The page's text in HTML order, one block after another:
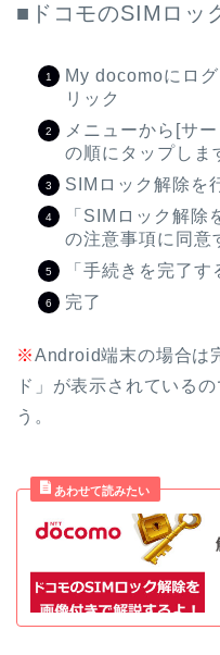
■ドコモのSIMロッ
My docomoにロ
リック
メニューから[サ
の順にタップしま
SIMロック解除を
「SIMロック解
の注意事項に同意
「手続きを完了す
完了
※Android端末の場合は
ド」が表示されている
う。